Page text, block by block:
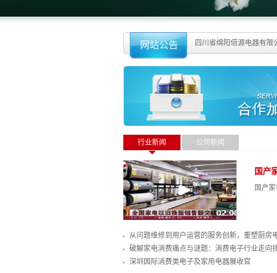
网站公告 四川省绵阳倍源电器有限
行业新闻 公司新闻
国产
国产
从问题维修到用户运营的服务创新，重塑厨房
破解家电消费痛点与谜题：消费电子行业走向
深圳国际消费类电子及家用电器展收官